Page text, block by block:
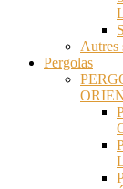
Autres
Pergolas